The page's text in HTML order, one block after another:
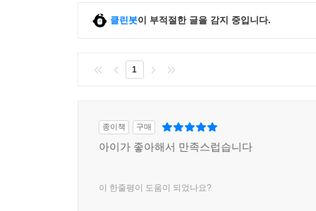
클린봇이 부적절한 글을 감지 중입니다.
1
종이책 구매
아이가 좋아해서 만족스럽습니다
이 한줄평이 도움이 되었나요?